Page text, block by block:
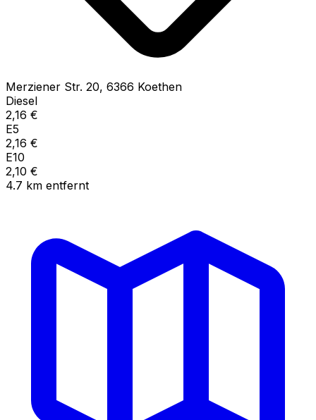
Merziener Str. 20, 6366 Koethen
Diesel
2,16 €
E5
2,16 €
E10
2,10 €
4.7 km entfernt